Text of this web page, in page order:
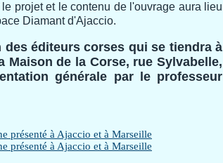
projet et le contenu de l'ouvrage aura lieu
Diamant d'Ajaccio.
éditeurs corses qui se tiendra à
Maison de la Corse, rue Sylvabelle,
générale par le professeur